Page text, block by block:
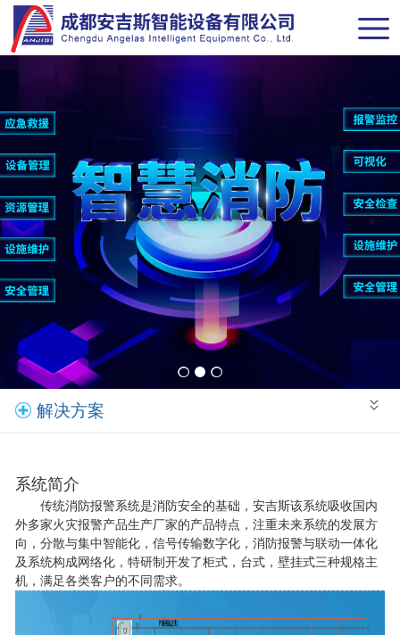
解决方案
系统简介
传统消防报警系统是消防安全的基础，安吉斯该系统吸收国内
外多家火灾报警产品生产厂家的产品特点，注重未来系统的发展方
向，分散与集中智能化，信号传输数字化，消防报警与联动一体化
及系统构成网络化，特研制开发了柜式，台式，壁挂式三种规格主
机，满足各类客户的不同需求。
网站导航
新闻中心
解决方案
产品中心
经典案例
联系我们